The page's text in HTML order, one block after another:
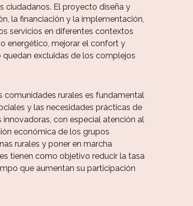
ciudadanos. El proyecto diseña y
la financiación y la implementación,
servicios en diferentes contextos
energético, mejorar el confort y
quedan excluidas de los complejos
comunidades rurales es fundamental
y las necesidades prácticas de
con especial atención al
económica de los grupos
rurales y poner en marcha
tienen como objetivo reducir la tasa
que aumentan su participación